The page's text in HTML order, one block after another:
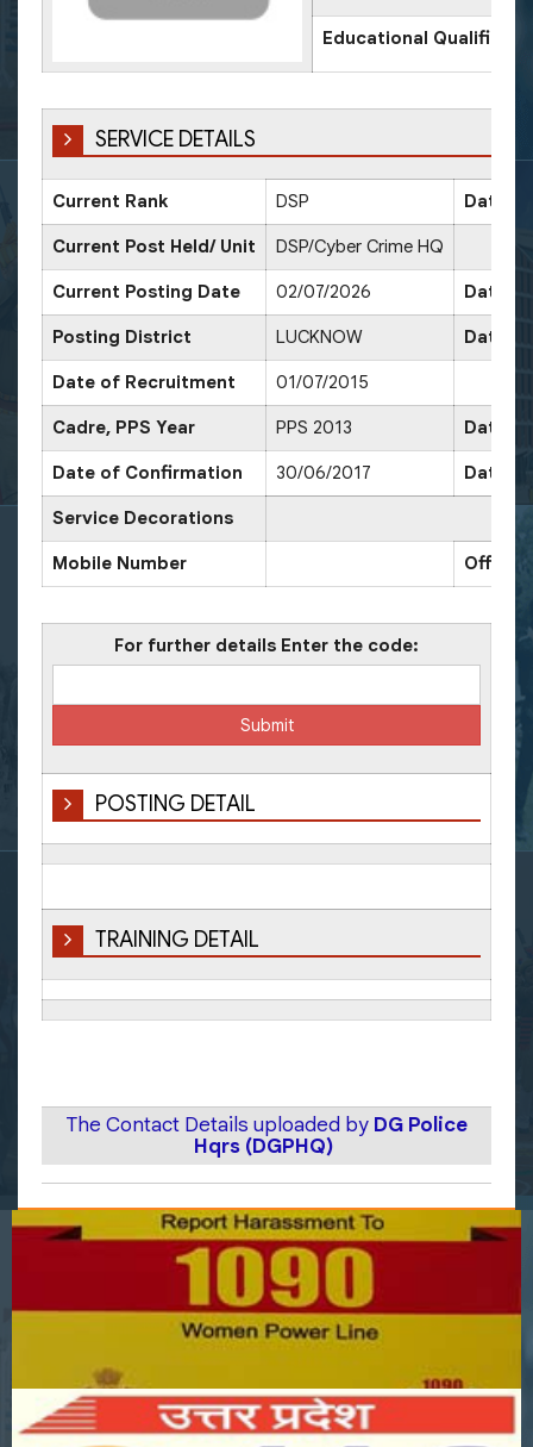
Educational
SERVICE DETAILS
Current Rank DSP Date
Current Post Held/ Unit DSP/Cyber Crime HQ
Current Posting Date 02/07/2026 Date
Posting District LUCKNOW Date
Date of Recruitment 01/07/2015
Cadre, PPS Year PPS 2013 Date
Date of Confirmation 30/06/2017 Date
Service Decorations
Mobile Number Office
For further details Enter the code:
POSTING DETAIL
TRAINING DETAIL
The Contact Details uploaded by DG Police
Hqrs (DGPHQ)